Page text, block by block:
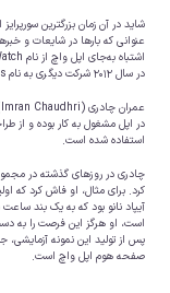
عنوانی که بارها در شایعات و
در سال ۲۰۱۲ شرکت دیگری به نام OMG Electronics این نام را به عنوان برند خود به ثبت رسانده بود.
در اپل مشغول به کار بوده و از
استفاده شده است.
چادری در روزهای گذشته در
کرد. برای مثال، او فاش کرد که
آیپاد نانو بود که به یک بند
است، او هرگز این فرصت را به
پس از تولید این نمونه آزمایشی،
صفحه هوم اپل واچ است.